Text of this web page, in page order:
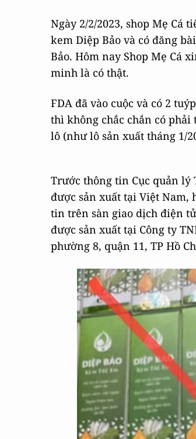
Ngày 2/2/2023, shop Mẹ Cá
kem Diệp Bảo và có đăng
Bảo. Hôm nay Shop Mẹ Cá
minh là có thật.
FDA đã vào cuộc và có 2
thì không chắc chắn có phải
lô (như lô sản xuất tháng 1/
Trước thông tin Cục quản lý
được sản xuất tại Việt Nam,
tin trên sàn giao dịch điện
được sản xuất tại Công ty
phường 8, quận 11, TP Hồ